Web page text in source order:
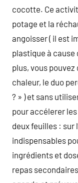
cocotte. Ce
potage et la
angoisser ( il est
plastique à cause
plus, vous
chaleur, le duo
? » ) et sans
pour accélerer
deux feuilles : sur
indispensables
ingrédients et
repas